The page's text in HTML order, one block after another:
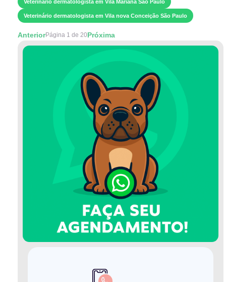
Veterinário dermatologista em Vila Mariana São Paulo
Veterinário dermatologista em Vila nova Conceição São Paulo
AnteriorPágina 1 de 20Próxima